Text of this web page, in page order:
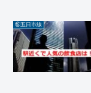
⑮五日市線